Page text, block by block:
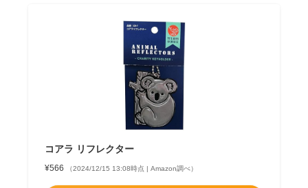
コアラ リフレクター
¥566 （2024/12/15 13:08時点 | Amazon調べ）